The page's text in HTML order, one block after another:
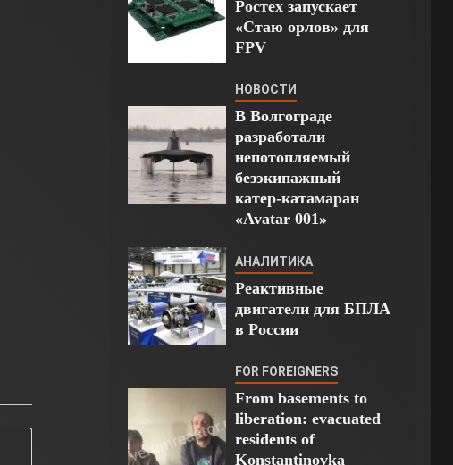
Ростех запускает
«Стаю орлов» для
FPV
НОВОСТИ
В Волгограде
разработали
непотопляемый
безэкипажный
катер-катамаран
«Avatar 001»
АНАЛИТИКА
Реактивные
двигатели для БПЛА
в России
FOR FOREIGNERS
From basements to
liberation: evacuated
residents of
Konstantinovka